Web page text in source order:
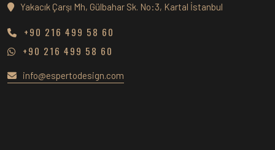
Yakacık Çarşı Mh, Gülbahar Sk. No:3, Kartal İstanbul
+90 216 499 58 60
+90 216 499 58 60
info@espertodesign.com